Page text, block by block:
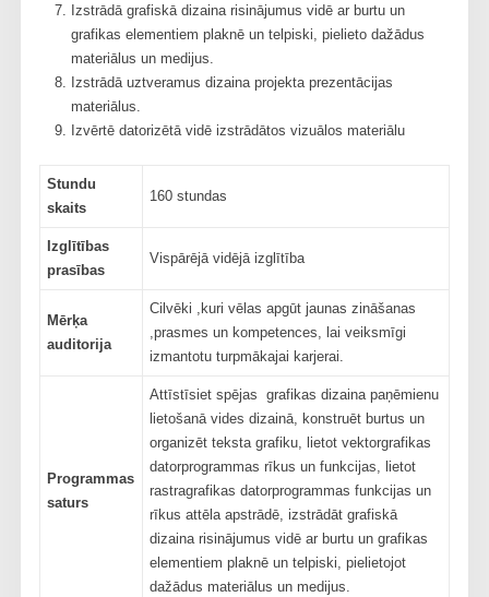
Izstrādā grafiskā dizaina risinājumus vidē ar burtu un
grafikas elementiem plaknē un telpiski, pielieto dažādus
materiālus un medijus.
Izstrādā uztveramus dizaina projekta prezentācijas
materiālus.
Izvērtē datorizētā vidē izstrādātos vizuālos materiālu
Stundu
skaits
160 stundas
Izglītības
prasības
Vispārējā vidējā izglītība
Mērķa
auditorija
Cilvēki ,kuri vēlas apgūt jaunas zināšanas
,prasmes un kompetences, lai veiksmīgi
izmantotu turpmākajai karjerai.
Programmas
saturs
Attīstīsiet spējas grafikas dizaina paņēmienu
lietošanā vides dizainā, konstruēt burtus un
organizēt teksta grafiku, lietot vektorgrafikas
datorprogrammas rīkus un funkcijas, lietot
rastragrafikas datorprogrammas funkcijas un
rīkus attēla apstrādē, izstrādāt grafiskā
dizaina risinājumus vidē ar burtu un grafikas
elementiem plaknē un telpiski, pielietojot
dažādus materiālus un medijus.